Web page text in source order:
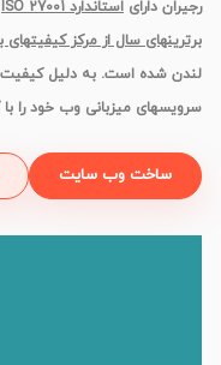
رجيران دارای استاندارد ISO 27001
برترينهای سال از مرکز کيفيتهای
لندن شده است. به دليل کيفيت
سرويسهای میزبانی وب خود را با
ساخت وب سایت